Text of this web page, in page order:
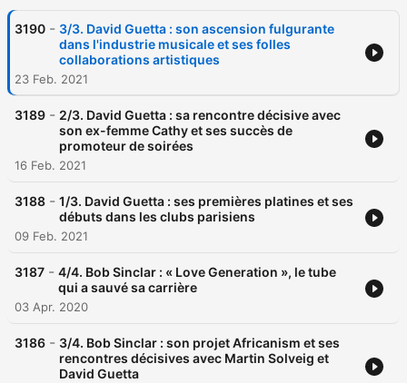
3190 - 3/3. David Guetta : son ascension fulgurante
dans l'industrie musicale et ses folles
collaborations artistiques
23 Feb. 2021
3189 - 2/3. David Guetta : sa rencontre décisive avec
son ex-femme Cathy et ses succès de
promoteur de soirées
16 Feb. 2021
3188 - 1/3. David Guetta : ses premières platines et ses
débuts dans les clubs parisiens
09 Feb. 2021
3187 - 4/4. Bob Sinclar : « Love Generation », le tube
qui a sauvé sa carrière
03 Apr. 2020
3186 - 3/4. Bob Sinclar : son projet Africanism et ses
rencontres décisives avec Martin Solveig et
David Guetta